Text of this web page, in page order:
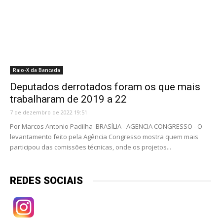
Raio-X da Bancada
Deputados derrotados foram os que mais
trabalharam de 2019 a 22
7 de dezembro de 2022 19:51
Por Marcos Antonio Padilha BRASÍLIA - AGENCIA CONGRESSO - O
levantamento feito pela Agência Congresso mostra quem mais
participou das comissões técnicas, onde os projetos...
REDES SOCIAIS